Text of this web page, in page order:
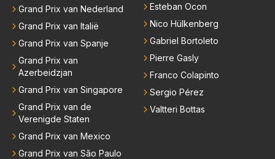
Grand Prix van Nederland
Grand Prix van Italië
Grand Prix van Spanje
Grand Prix van
Azerbeidzjan
Grand Prix van Singapore
Grand Prix van de
Verenigde Staten
Grand Prix van Mexico
Grand Prix van São Paulo
Esteban Ocon
Nico Hülkenberg
Gabriel Bortoleto
Pierre Gasly
Franco Colapinto
Sergio Pérez
Valtteri Bottas